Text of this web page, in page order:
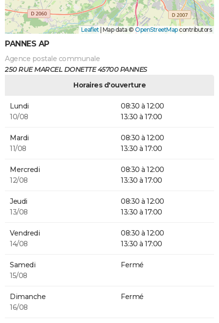
Leaflet Map data © OpenStreetMapcontributors
PANNES AP
Agence postale communale
250 RUE MARCEL DONETTE 45700 PANNES
Horaires d'ouverture
Lundi
10/08
08:30 à 12:00
13:30 à 17:00
Mardi
11/08
08:30 à 12:00
13:30 à 17:00
Mercredi
12/08
08:30 à 12:00
13:30 à 17:00
Jeudi
13/08
08:30 à 12:00
13:30 à 17:00
Vendredi
14/08
08:30 à 12:00
13:30 à 17:00
Samedi
15/08
Fermé
Dimanche
16/08
Fermé